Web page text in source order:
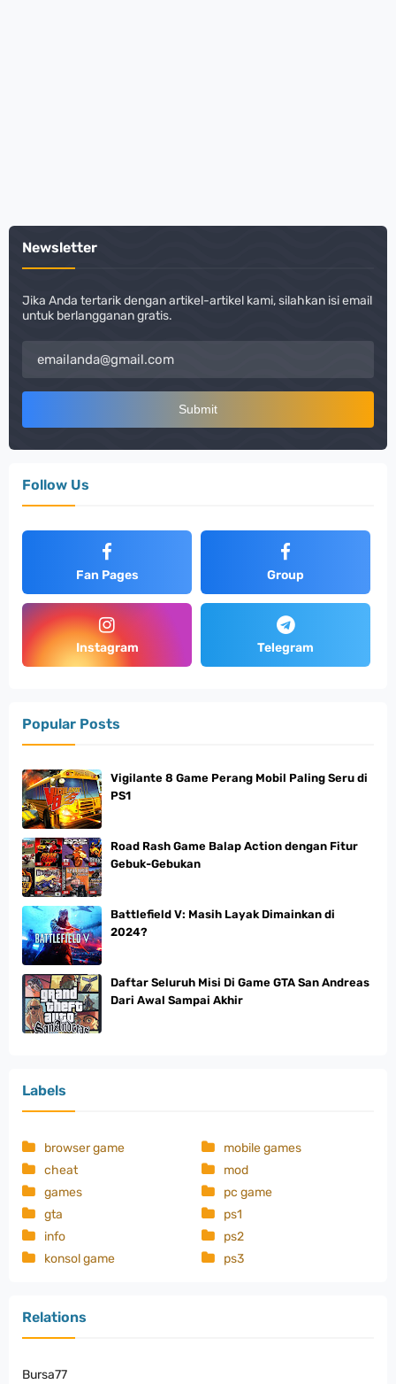
Newsletter
Jika Anda tertarik dengan artikel-artikel kami, silahkan isi email
untuk berlangganan gratis.
Follow Us
Fan Pages Group
Instagram Telegram
Popular Posts
Vigilante 8 Game Perang Mobil Paling Seru di
PS1
Road Rash Game Balap Action dengan Fitur
Gebuk-Gebukan
Battlefield V: Masih Layak Dimainkan di
2024?
Daftar Seluruh Misi Di Game GTA San Andreas
Dari Awal Sampai Akhir
Labels
browser game
cheat
games
gta
info
konsol game
mobile games
mod
pc game
ps1
ps2
ps3
Relations
Bursa77